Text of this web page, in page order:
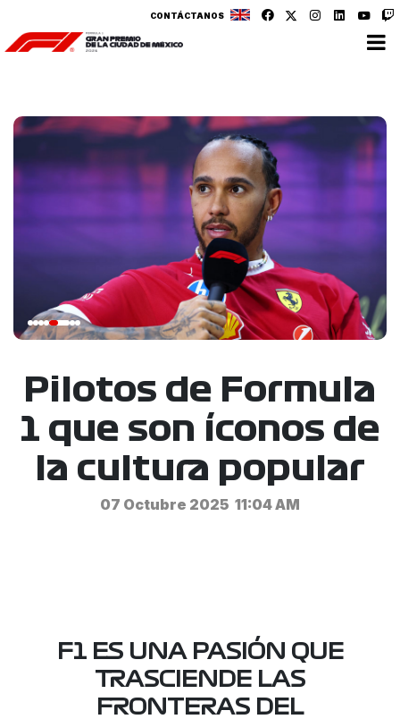
CONTÁCTANOS
Pilotos de Formula
1 que son íconos de
la cultura popular
07 Octubre 2025 11:04 AM
F1 ES UNA PASIÓN QUE
TRASCIENDE LAS
FRONTERAS DEL